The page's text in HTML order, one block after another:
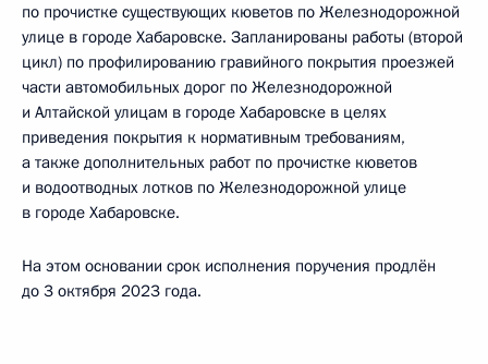
по прочистке существующих кюветов по Железнодорожной
улице в городе Хабаровске. Запланированы работы (второй
цикл) по профилированию гравийного покрытия проезжей
части автомобильных дорог по Железнодорожной
и Алтайской улицам в городе Хабаровске в целях
приведения покрытия к нормативным требованиям,
а также дополнительных работ по прочистке кюветов
и водоотводных лотков по Железнодорожной улице
в городе Хабаровске.
На этом основании срок исполнения поручения продлён
до 3 октября 2023 года.